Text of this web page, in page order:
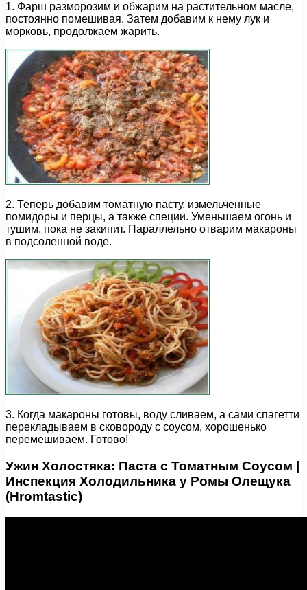
1. Фарш разморозим и обжарим на растительном масле,
постоянно помешивая. Затем добавим к нему лук и
морковь, продолжаем жарить.
2. Теперь добавим томатную пасту, измельченные
помидоры и перцы, а также специи. Уменьшаем огонь и
тушим, пока не закипит. Параллельно отварим макароны
в подсоленной воде.
3. Когда макароны готовы, воду сливаем, а сами спагетти
перекладываем в сковороду с соусом, хорошенько
перемешиваем. Готово!
Ужин Холостяка: Паста с Томатным Соусом |
Инспекция Холодильника у Ромы Олещука
(Hromtastic)